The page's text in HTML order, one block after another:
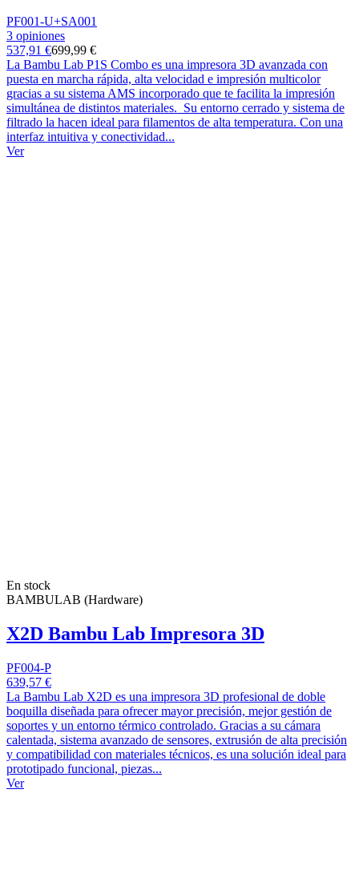
PF001-U+SA001
3 opiniones
537,91 €699,99 €
La Bambu Lab P1S Combo es una impresora 3D avanzada con
puesta en marcha rápida, alta velocidad e impresión multicolor
gracias a su sistema AMS incorporado que te facilita la impresión
simultánea de distintos materiales. Su entorno cerrado y sistema de
filtrado la hacen ideal para filamentos de alta temperatura. Con una
interfaz intuitiva y conectividad...
Ver
En stock
BAMBULAB (Hardware)
X2D Bambu Lab Impresora 3D
PF004-P
639,57 €
La Bambu Lab X2D es una impresora 3D profesional de doble
boquilla diseñada para ofrecer mayor precisión, mejor gestión de
soportes y un entorno térmico controlado. Gracias a su cámara
calentada, sistema avanzado de sensores, extrusión de alta precisión
y compatibilidad con materiales técnicos, es una solución ideal para
prototipado funcional, piezas...
Ver